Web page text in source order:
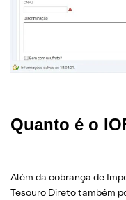
Quanto é o
Além da cobrança de
Tesouro Direto também